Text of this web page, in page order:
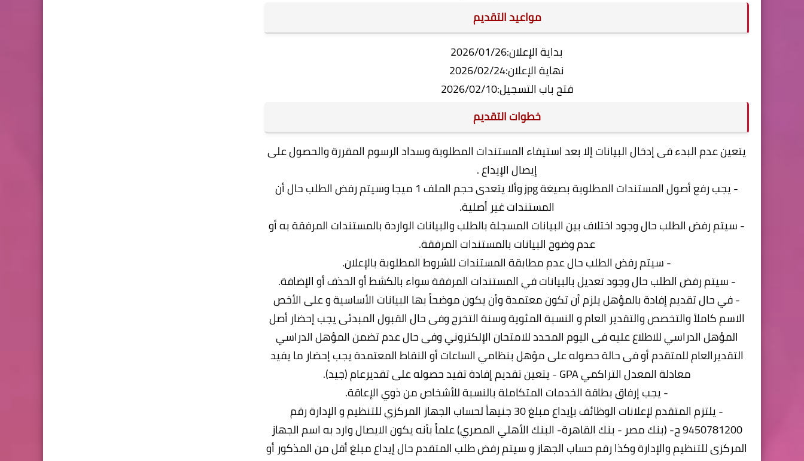
مواعيد التقديم
بداية الإعلان:2026/01/26
نهاية الإعلان:2026/02/24
فتح باب التسجيل:2026/02/10
خطوات التقديم
يتعين عدم البدء فى إدخال البيانات إلا بعد استيفاء المستندات المطلوبة وسداد الرسوم المقررة والحصول على
إيصال الإيداع .
- يجب رفع أصول المستندات المطلوبة بصيغة jpg وألا يتعدى حجم الملف 1 ميجا وسيتم رفض الطلب حال أن
المستندات غير أصلية.
- سيتم رفض الطلب حال وجود اختلاف بين البيانات المسجلة بالطلب والبيانات الواردة بالمستندات المرفقة به أو
عدم وضوح البيانات بالمستندات المرفقة.
- سيتم رفض الطلب حال عدم مطابقة المستندات للشروط المطلوبة بالإعلان.
- سيتم رفض الطلب حال وجود تعديل بالبيانات في المستندات المرفقة سواء بالكشط أو الحذف أو الإضافة.
- في حال تقديم إفادة بالمؤهل يلزم أن تكون معتمدة وأن يكون موضحاً بها البيانات الأساسية و على الأخص
الاسم كاملاً والتخصص والتقدير العام و النسبة المئوية وسنة التخرج وفى حال القبول المبدئى يجب إحضار أصل
المؤهل الدراسي للاطلاع عليه فى اليوم المحدد للامتحان الإلكتروني وفى حال عدم تضمن المؤهل الدراسي
التقديرالعام للمتقدم أو فى حالة حصوله على مؤهل بنظامي الساعات أو النقاط المعتمدة يجب إحضار ما يفيد
معادلة المعدل التراكمي GPA - يتعين تقديم إفادة تفيد حصوله على تقديرعام (جيد).
- يجب إرفاق بطاقة الخدمات المتكاملة بالنسبة للأشخاص من ذوي الإعاقة.
- يلتزم المتقدم لإعلانات الوظائف بإيداع مبلغ 30 جنيهاً لحساب الجهاز المركزي للتنظيم و الإدارة رقم
9450781200 ح- (بنك مصر - بنك القاهرة- البنك الأهلي المصري) علماً بأنه يكون الايصال وارد به اسم الجهاز
المركزى للتنظيم والإدارة وكذا رقم حساب الجهاز و سيتم رفض طلب المتقدم حال إيداع مبلغ أقل من المذكور أو